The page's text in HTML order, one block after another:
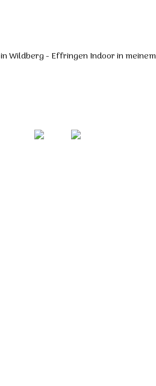
Wildberg - Effringen Indoor in meinem